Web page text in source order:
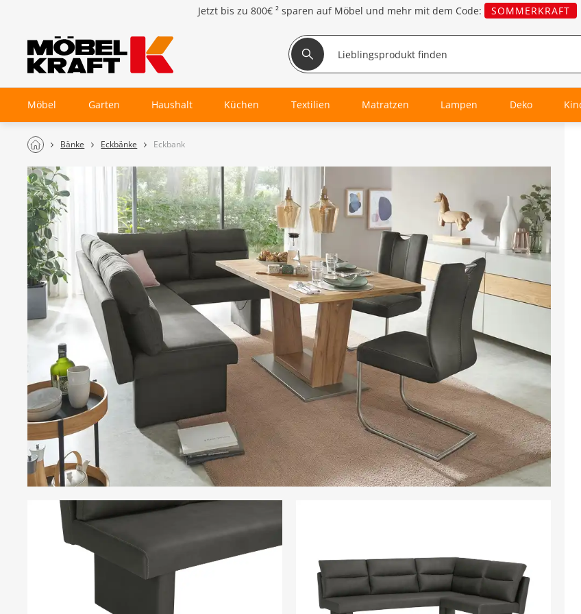
Jetzt bis zu 800€ ² sparen auf Möbel und mehr mit dem Code: SOMMERKRAFT
Möbel Garten Haushalt Küchen Textilien Matratzen Lampen Deko
Bänke Eckbänke Eckbank